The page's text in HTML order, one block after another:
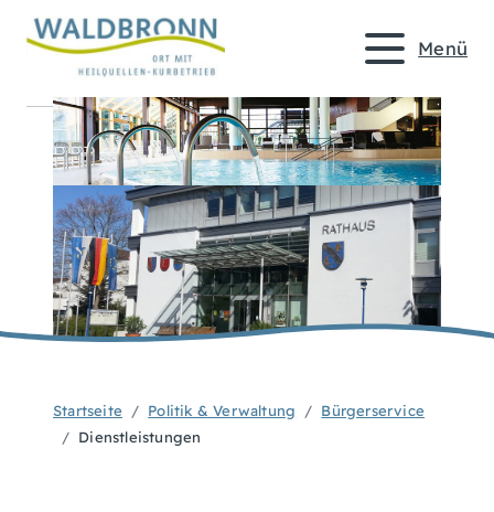
Menü
Startseite Politik & Verwaltung
Bürgerservice
Dienstleistungen